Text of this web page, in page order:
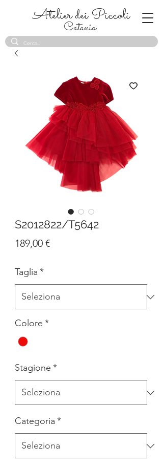
Atelier dei Piccoli
Catania
S2012822/T5642
189,00 €Prezzo
Taglia *
Colore *
Stagione *
Categoria *